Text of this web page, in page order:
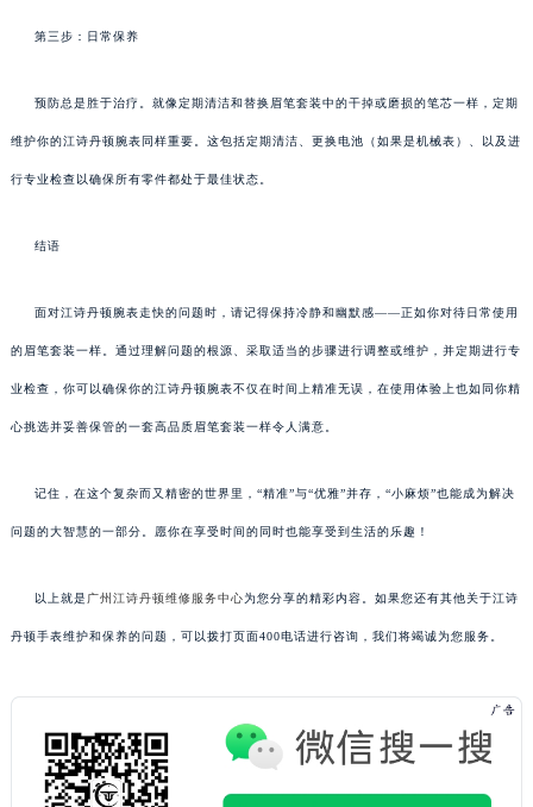
第三步：日常保养
预防总是胜于治疗。就像定期清洁和替换眉笔套装中的干掉或磨损的笔芯一样，定期
维护你的江诗丹顿腕表同样重要。这包括定期清洁、更换电池（如果是机械表）、以及进
行专业检查以确保所有零件都处于最佳状态。
结语
面对江诗丹顿腕表走快的问题时，请记得保持冷静和幽默感——正如你对待日常使用
的眉笔套装一样。通过理解问题的根源、采取适当的步骤进行调整或维护，并定期进行专
业检查，你可以确保你的江诗丹顿腕表不仅在时间上精准无误，在使用体验上也如同你精
心挑选并妥善保管的一套高品质眉笔套装一样令人满意。
记住，在这个复杂而又精密的世界里，“精准”与“优雅”并存，“小麻烦”也能成为解决
问题的大智慧的一部分。愿你在享受时间的同时也能享受到生活的乐趣！
以上就是 广州江诗丹顿维修服务中心为您分享的精彩内容。如果您还有其他关于江诗
丹顿手表维护和保养的问题，可以拨打页面400电话进行咨询，我们将竭诚为您服务。